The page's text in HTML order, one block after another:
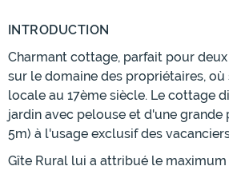
INTRODUCTION
Charmant cottage, parfait pour
sur le domaine des propriétaires,
locale au 17ème siècle. Le cottage
jardin avec pelouse et d'une grande
5m) à l'usage exclusif des
Gîte Rural lui a attribué le maximum